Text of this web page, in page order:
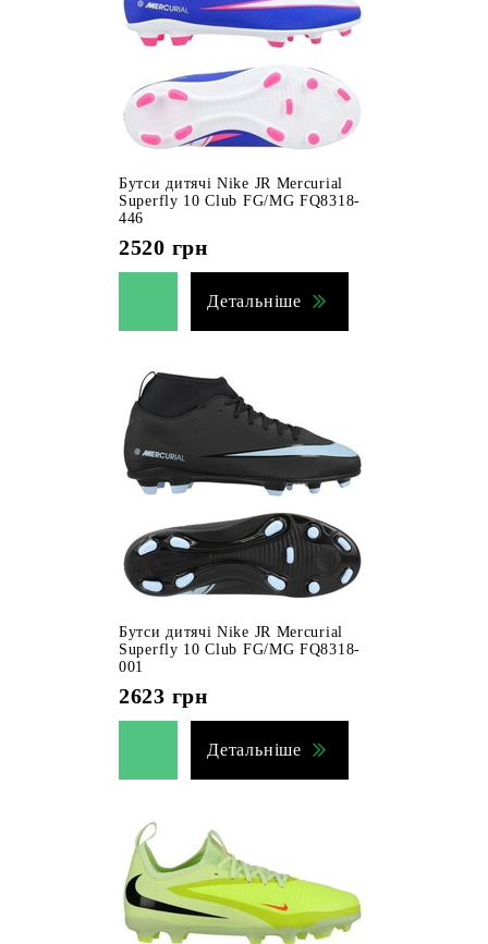
Бутси дитячі Nike JR Mercurial
Superfly 10 Club FG/MG FQ8318-
446
2520 грн
Детальніше
Бутси дитячі Nike JR Mercurial
Superfly 10 Club FG/MG FQ8318-
001
2623 грн
Детальніше